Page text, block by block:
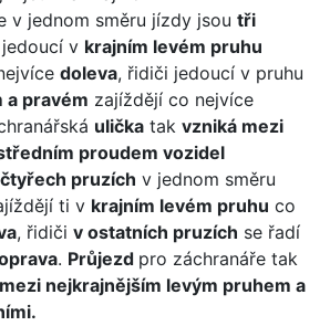
v jednom směru jízdy jsou tři
v krajním levém pruhu
doleva, řidiči jedoucí v pruhu
a pravém zajíždějí co nejvíce
ulička tak vzniká mezi
proudem vozidel
čtyřech pruzích v jednom směru
ti v krajním levém pruhu co
, řidiči v ostatních pruzích se řadí
. Průjezd pro záchranáře tak
mezi nejkrajnějším levým pruhem a